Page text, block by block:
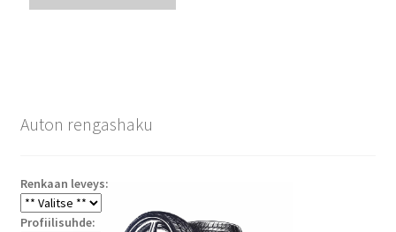
Auton rengashaku
Renkaan leveys:
Profiilisuhde: